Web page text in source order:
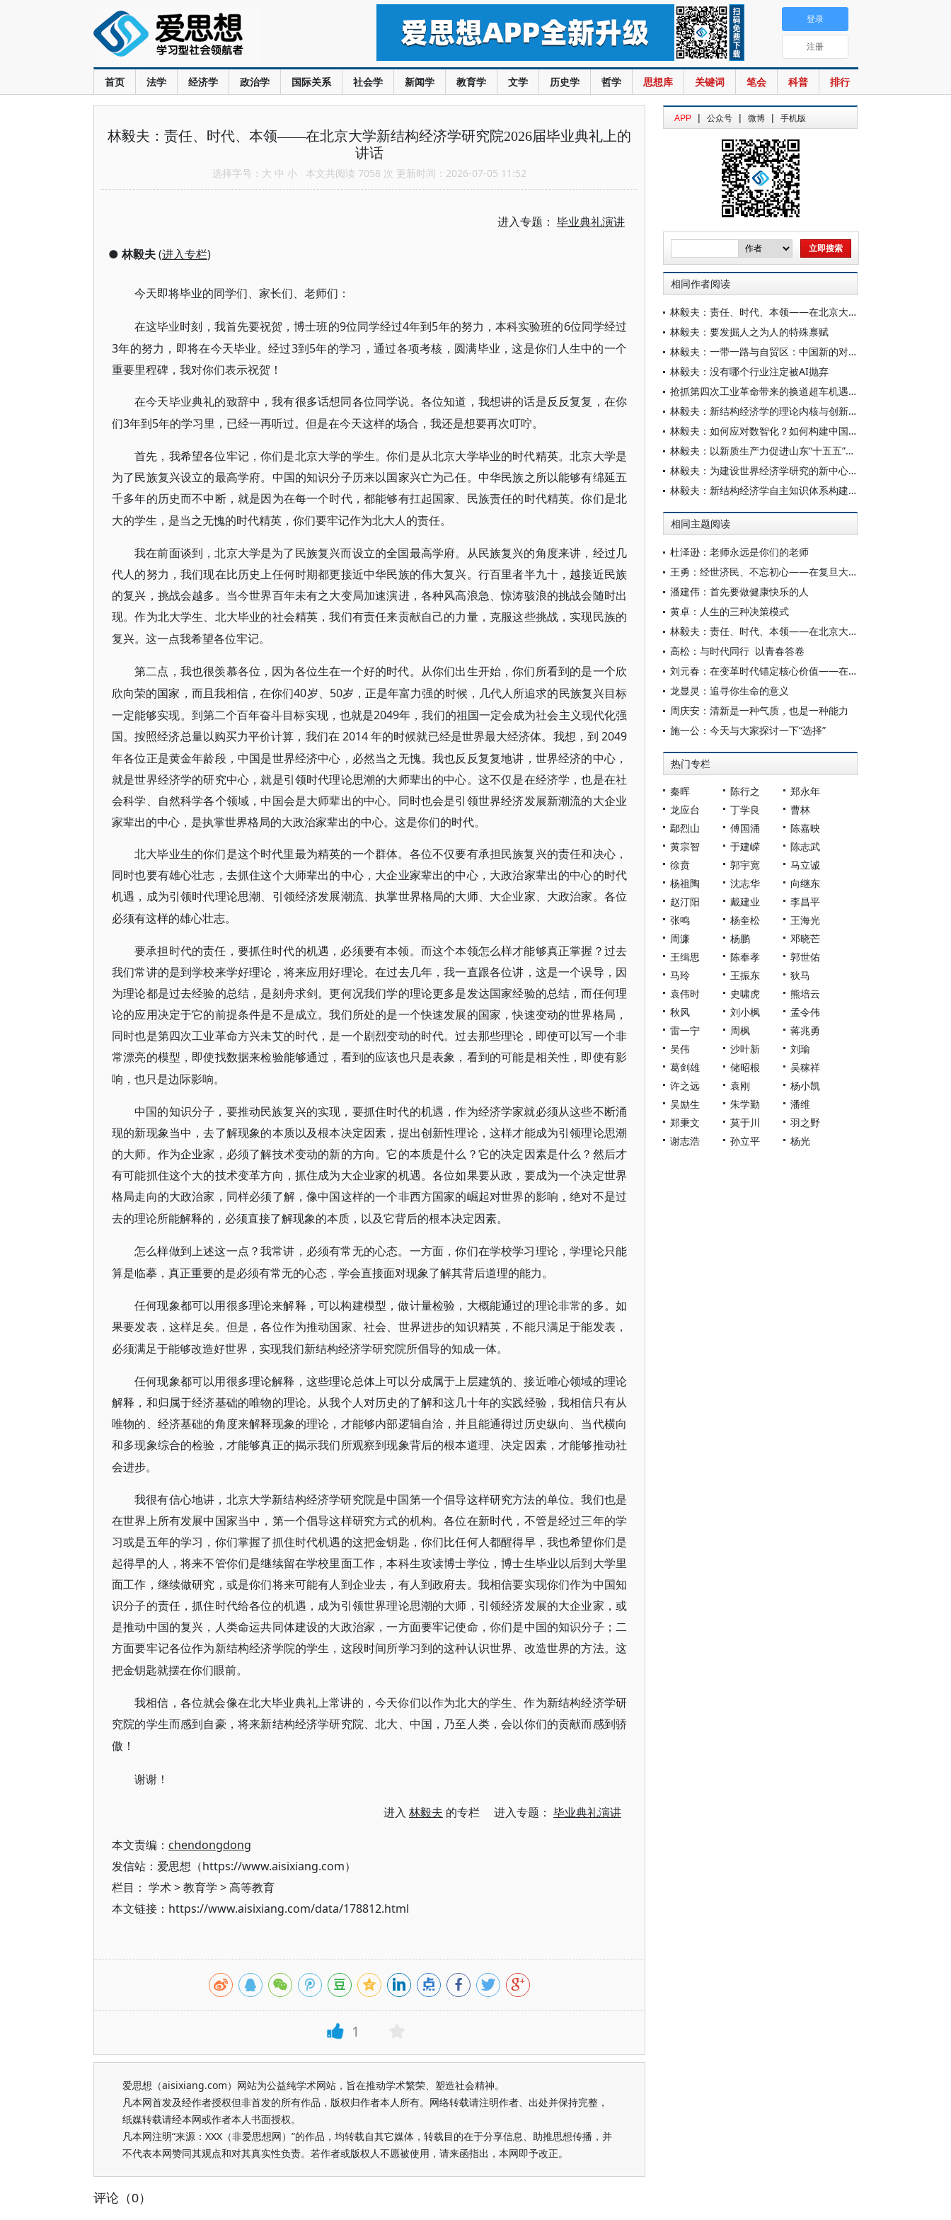
首页 法学 经济学 政治学 国际关系 社会学 新闻学 教育学 文学 历史学 哲学 思想库 关键词 笔会 科普 排行
登录
注册
林毅夫：责任、时代、本领——在北京大学新结构经济学研究院2026届毕业典礼上的
讲话
选择字号： 大 中 小 本文共阅读 7058 次 更新时间：2026-07-05 11:52
进入专题： 毕业典礼演讲
●林毅夫(进入专栏)
今天即将毕业的同学们、家长们、老师们：
在这毕业时刻，我首先要祝贺，博士班的9位同学经过4年到5年的努力，本科实验班的6位同学经过
3年的努力，即将在今天毕业。经过3到5年的学习，通过各项考核，圆满毕业，这是你们人生中的一个
重要里程碑，我对你们表示祝贺！
在今天毕业典礼的致辞中，我有很多话想同各位同学说。各位知道，我想讲的话是反反复复，在你
们3年到5年的学习里，已经一再听过。但是在今天这样的场合，我还是想要再次叮咛。
首先，我希望各位牢记，你们是北京大学的学生。你们是从北京大学毕业的时代精英。北京大学是
为了民族复兴设立的最高学府。中国的知识分子历来以国家兴亡为己任。中华民族之所以能够有绵延五
千多年的历史而不中断，就是因为在每一个时代，都能够有扛起国家、民族责任的时代精英。你们是北
大的学生，是当之无愧的时代精英，你们要牢记作为北大人的责任。
我在前面谈到，北京大学是为了民族复兴而设立的全国最高学府。从民族复兴的角度来讲，经过几
代人的努力，我们现在比历史上任何时期都更接近中华民族的伟大复兴。行百里者半九十，越接近民族
的复兴，挑战会越多。当今世界百年未有之大变局加速演进，各种风高浪急、惊涛骇浪的挑战会随时出
现。作为北大学生、北大毕业的社会精英，我们有责任来贡献自己的力量，克服这些挑战，实现民族的
复兴。这一点我希望各位牢记。
第二点，我也很羡慕各位，因为各位生在一个好的时代。从你们出生开始，你们所看到的是一个欣
欣向荣的国家，而且我相信，在你们40岁、50岁，正是年富力强的时候，几代人所追求的民族复兴目标
一定能够实现。到第二个百年奋斗目标实现，也就是2049年，我们的祖国一定会成为社会主义现代化强
国。按照经济总量以购买力平价计算，我们在 2014 年的时候就已经是世界最大经济体。我想，到 2049
年各位正是黄金年龄段，中国是世界经济中心，必然当之无愧。我也反反复复地讲，世界经济的中心，
就是世界经济学的研究中心，就是引领时代理论思潮的大师辈出的中心。这不仅是在经济学，也是在社
会科学、自然科学各个领域，中国会是大师辈出的中心。同时也会是引领世界经济发展新潮流的大企业
家辈出的中心，是执掌世界格局的大政治家辈出的中心。这是你们的时代。
北大毕业生的你们是这个时代里最为精英的一个群体。各位不仅要有承担民族复兴的责任和决心，
同时也要有雄心壮志，去抓住这个大师辈出的中心，大企业家辈出的中心，大政治家辈出的中心的时代
机遇，成为引领时代理论思潮、引领经济发展潮流、执掌世界格局的大师、大企业家、大政治家。各位
必须有这样的雄心壮志。
要承担时代的责任，要抓住时代的机遇，必须要有本领。而这个本领怎么样才能够真正掌握？过去
我们常讲的是到学校来学好理论，将来应用好理论。在过去几年，我一直跟各位讲，这是一个误导，因
为理论都是过去经验的总结，是刻舟求剑。更何况我们学的理论更多是发达国家经验的总结，而任何理
论的应用决定于它的前提条件是不是成立。我们所处的是一个快速发展的国家，快速变动的世界格局，
同时也是第四次工业革命方兴未艾的时代，是一个剧烈变动的时代。过去那些理论，即使可以写一个非
常漂亮的模型，即使找数据来检验能够通过，看到的应该也只是表象，看到的可能是相关性，即使有影
响，也只是边际影响。
中国的知识分子，要推动民族复兴的实现，要抓住时代的机遇，作为经济学家就必须从这些不断涌
现的新现象当中，去了解现象的本质以及根本决定因素，提出创新性理论，这样才能成为引领理论思潮
的大师。作为企业家，必须了解技术变动的新的方向。它的本质是什么？它的决定因素是什么？然后才
有可能抓住这个大的技术变革方向，抓住成为大企业家的机遇。各位如果要从政，要成为一个决定世界
格局走向的大政治家，同样必须了解，像中国这样的一个非西方国家的崛起对世界的影响，绝对不是过
去的理论所能解释的，必须直接了解现象的本质，以及它背后的根本决定因素。
怎么样做到上述这一点？我常讲，必须有常无的心态。一方面，你们在学校学习理论，学理论只能
算是临摹，真正重要的是必须有常无的心态，学会直接面对现象了解其背后道理的能力。
任何现象都可以用很多理论来解释，可以构建模型，做计量检验，大概能通过的理论非常的多。如
果要发表，这样足矣。但是，各位作为推动国家、社会、世界进步的知识精英，不能只满足于能发表，
必须满足于能够改造好世界，实现我们新结构经济学研究院所倡导的知成一体。
任何现象都可以用很多理论解释，这些理论总体上可以分成属于上层建筑的、接近唯心领域的理论
解释，和归属于经济基础的唯物的理论。从我个人对历史的了解和这几十年的实践经验，我相信只有从
唯物的、经济基础的角度来解释现象的理论，才能够内部逻辑自洽，并且能通得过历史纵向、当代横向
和多现象综合的检验，才能够真正的揭示我们所观察到现象背后的根本道理、决定因素，才能够推动社
会进步。
我很有信心地讲，北京大学新结构经济学研究院是中国第一个倡导这样研究方法的单位。我们也是
在世界上所有发展中国家当中，第一个倡导这样研究方式的机构。各位在新时代，不管是经过三年的学
习或是五年的学习，你们掌握了抓住时代机遇的这把金钥匙，你们比任何人都醒得早，我也希望你们是
起得早的人，将来不管你们是继续留在学校里面工作，本科生攻读博士学位，博士生毕业以后到大学里
面工作，继续做研究，或是你们将来可能有人到企业去，有人到政府去。我相信要实现你们作为中国知
识分子的责任，抓住时代给各位的机遇，成为引领世界理论思潮的大师，引领经济发展的大企业家，或
是推动中国的复兴，人类命运共同体建设的大政治家，一方面要牢记使命，你们是中国的知识分子；二
方面要牢记各位作为新结构经济学院的学生，这段时间所学习到的这种认识世界、改造世界的方法。这
把金钥匙就摆在你们眼前。
我相信，各位就会像在北大毕业典礼上常讲的，今天你们以作为北大的学生、作为新结构经济学研
究院的学生而感到自豪，将来新结构经济学研究院、北大、中国，乃至人类，会以你们的贡献而感到骄
傲！
谢谢！
进入 林毅夫 的专栏 进入专题： 毕业典礼演讲
本文责编： chendongdong
发信站：爱思想（https://www.aisixiang.com）
栏目： 学术>教育学 >高等教育
本文链接：https://www.aisixiang.com/data/178812.html
1
爱思想（aisixiang.com）网站为公益纯学术网站，旨在推动学术繁荣、塑造社会精神。
凡本网首发及经作者授权但非首发的所有作品，版权归作者本人所有。网络转载请注明作者、出处并保持完整，
纸媒转载请经本网或作者本人书面授权。
凡本网注明“来源：XXX（非爱思想网）”的作品，均转载自其它媒体，转载目的在于分享信息、助推思想传播，并
不代表本网赞同其观点和对其真实性负责。若作者或版权人不愿被使用，请来函指出，本网即予改正。
评论（0）
APP | 公众号 | 微博 | 手机版
相同作者阅读
林毅夫：责任、时代、本领——在北京大学新结构经济学研究院2026届毕业典礼上的讲话
林毅夫：要发掘人之为人的特殊禀赋
林毅夫：一带一路与自贸区：中国新的对外开放倡议与举措
林毅夫：没有哪个行业注定被AI抛弃
抢抓第四次工业革命带来的换道超车机遇——专访著名经济学家、北京大学新结构经济学研究院院长林毅夫
林毅夫：新结构经济学的理论内核与创新贡献
林毅夫：如何应对数智化？如何构建中国经济学自主知识体系？
林毅夫：以新质生产力促进山东“十五五”时期现代化产业体系高质量发展
林毅夫：为建设世界经济学研究的新中心而努力
林毅夫：新结构经济学自主知识体系构建及对青年学者的期盼
相同主题阅读
杜泽逊：老师永远是你们的老师
王勇：经世济民、不忘初心——在复旦大学经济学院2026届毕业典礼上的演讲
潘建伟：首先要做健康快乐的人
黄卓：人生的三种决策模式
林毅夫：责任、时代、本领——在北京大学新结构经济学研究院2026届毕业典礼上的讲话
高松：与时代同行 以青春答卷
刘元春：在变革时代锚定核心价值——在上海财经大学2026届学生毕业典礼上的讲话
龙显灵：追寻你生命的意义
周庆安：清新是一种气质，也是一种能力
施一公：今天与大家探讨一下“选择”
热门专栏
秦晖 陈行之
郑永年
龙应台
丁学良
曹林
鄢烈山
傅国涌
陈嘉映
黄宗智
于建嵘
陈志武
徐贲
郭宇宽
马立诚
杨祖陶
沈志华
向继东
赵汀阳
戴建业
李昌平
张鸣
杨奎松
王海光
周濂
杨鹏
邓晓芒
王缉思
陈奉孝
郭世佑
马玲
王振东
狄马
袁伟时
史啸虎
熊培云
秋风
刘小枫
孟令伟
雷一宁
周枫
蒋兆勇
吴伟
沙叶新
刘瑜
葛剑雄
储昭根
吴稼祥
许之远
袁刚
杨小凯
吴励生
朱学勤
潘维
郑秉文
莫于川
羽之野
谢志浩
孙立平 杨光